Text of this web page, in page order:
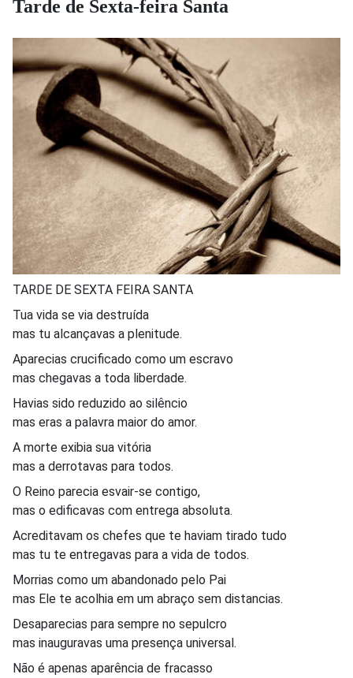
Tarde de Sexta-feira Santa
TARDE DE SEXTA FEIRA SANTA
Tua vida se via destruída
mas tu alcançavas a plenitude.
Aparecias crucificado como um escravo
mas chegavas a toda liberdade.
Havias sido reduzido ao silêncio
mas eras a palavra maior do amor.
A morte exibia sua vitória
mas a derrotavas para todos.
O Reino parecia esvair-se contigo,
mas o edificavas com entrega absoluta.
Acreditavam os chefes que te haviam tirado tudo
mas tu te entregavas para a vida de todos.
Morrias como um abandonado pelo Pai
mas Ele te acolhia em um abraço sem distancias.
Desaparecias para sempre no sepulcro
mas inauguravas uma presença universal.
Não é apenas aparência de fracasso